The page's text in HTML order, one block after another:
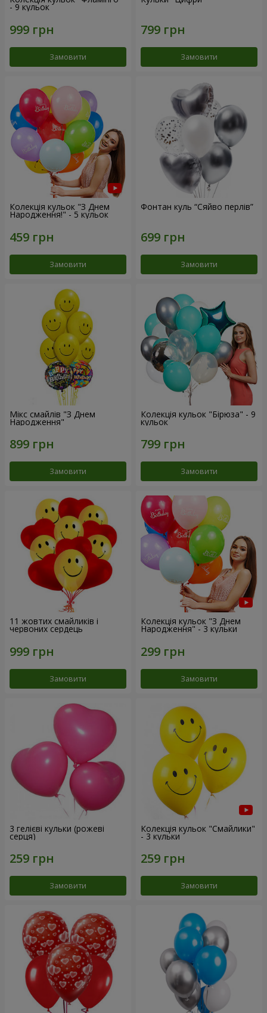
- 9 кульок
Замовити Замовити
Колекція кульок "З Днем
Народження!" - 5 кульок
Замовити
Фонтан куль “Сяйво перлів”
Замовити
Мікс смайлів "З Днем
Народження"
Замовити
Колекція кульок "Бірюза" - 9
кульок
Замовити
11 жовтих смайликів і
червоних сердець
Замовити
Колекція кульок "З Днем
Народження" - 3 кульки
Замовити
3 гелієві кульки (рожеві
серця)
Замовити
Колекція кульок "Смайлики"
- 3 кульки
Замовити